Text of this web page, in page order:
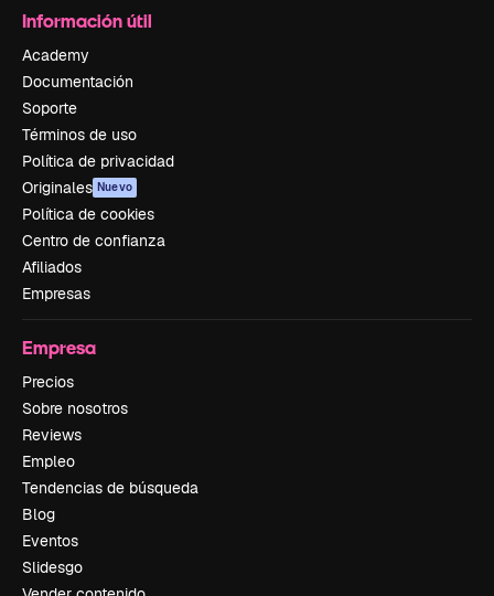
Información útil
Academy
Documentación
Soporte
Términos de uso
Política de privacidad
Originales Nuevo
Política de cookies
Centro de confianza
Afiliados
Empresas
Empresa
Precios
Sobre nosotros
Reviews
Empleo
Tendencias de búsqueda
Blog
Eventos
Slidesgo